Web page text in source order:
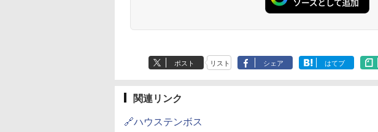
ポスト リスト シェア はてブ
関連リンク
🔗ハウステンボス